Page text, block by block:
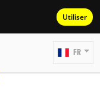
Utiliser
FR